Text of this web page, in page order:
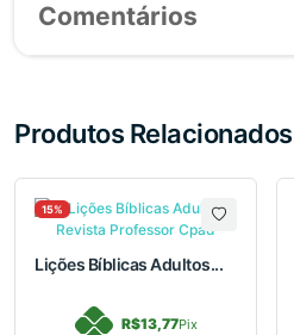
Comentários
Produtos Relacionados
15%
Lições Bíblicas Adultos...
R$13,77Pix